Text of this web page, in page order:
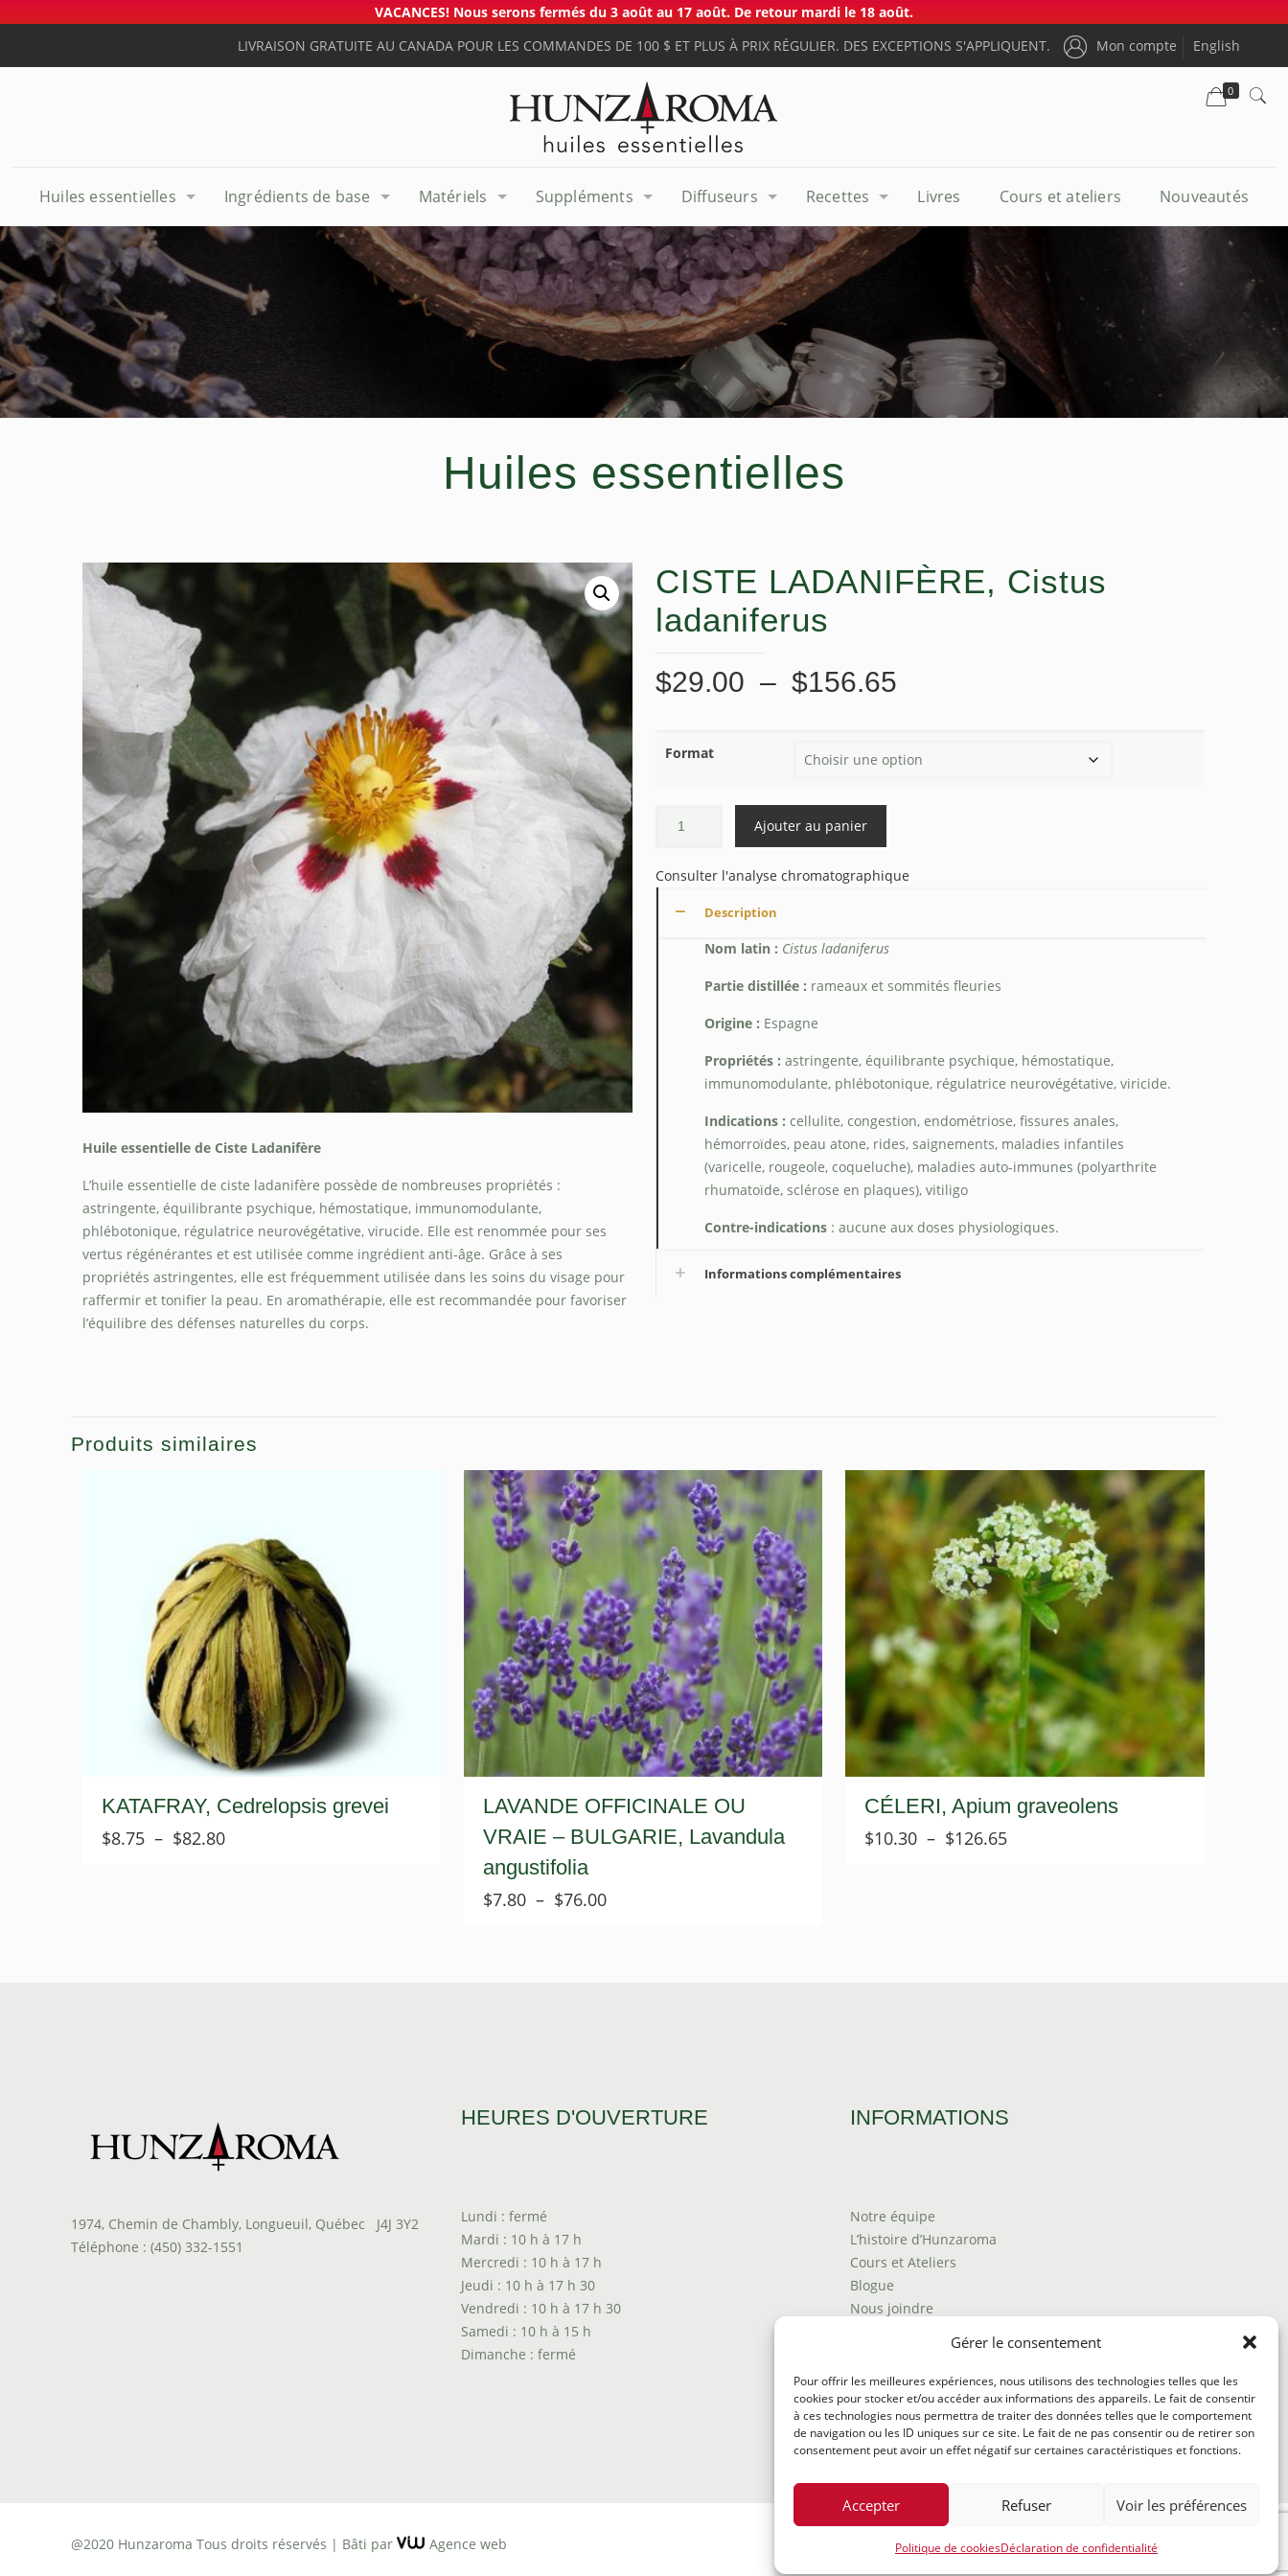
Gérer le consentement
Pour offrir les meilleures expériences, nous utilisons des technologies telles que les
cookies pour stocker et/ou accéder aux informations des appareils. Le fait de consentir
à ces technologies nous permettra de traiter des données telles que le comportement
de navigation ou les ID uniques sur ce site. Le fait de ne pas consentir ou de retirer son
consentement peut avoir un effet négatif sur certaines caractéristiques et fonctions.
Accepter Refuser Voir les préférences
Politique de cookiesDéclaration de confidentialité
VACANCES! Nous serons fermés du 3 août au 17 août. De retour mardi le 18 août.
LIVRAISON GRATUITE AU CANADA POUR LES COMMANDES DE 100 $ ET PLUS À PRIX RÉGULIER. DES EXCEPTIONS S'APPLIQUENT.
Mon compte English
Huiles essentielles Ingrédients de base Matériels Suppléments Diffuseurs Recettes Livres Cours et ateliers Nouveautés
0
Huiles essentielles
Huile essentielle de Ciste Ladanifère
L’huile essentielle de ciste ladanifère possède de nombreuses propriétés :
astringente, équilibrante psychique, hémostatique, immunomodulante,
phlébotonique, régulatrice neurovégétative, virucide. Elle est renommée pour ses
vertus régénérantes et est utilisée comme ingrédient anti-âge. Grâce à ses
propriétés astringentes, elle est fréquemment utilisée dans les soins du visage pour
raffermir et tonifier la peau. En aromathérapie, elle est recommandée pour favoriser
l’équilibre des défenses naturelles du corps.
CISTE LADANIFÈRE, Cistus
ladaniferus
$29.00 – $156.65Plage
$29.00
Format
Ajouter au panier
Consulter l'analyse chromatographique
Description
Nom latin : Cistus ladaniferus
Partie distillée : rameaux et sommités fleuries
Origine : Espagne
Propriétés : astringente, équilibrante psychique, hémostatique,
immunomodulante, phlébotonique, régulatrice neurovégétative, viricide.
Indications : cellulite, congestion, endométriose, fissures anales,
hémorroïdes, peau atone, rides, saignements, maladies infantiles
(varicelle, rougeole, coqueluche), maladies auto-immunes (polyarthrite
rhumatoïde, sclérose en plaques), vitiligo
Contre-indications : aucune aux doses physiologiques.
Informations complémentaires
Produits similaires
KATAFRAY, Cedrelopsis grevei
$8.75 – $82.80Plage
LAVANDE OFFICINALE OU
VRAIE – BULGARIE, Lavandula
angustifolia
$7.80 – $76.00Plage
CÉLERI, Apium graveolens
$10.30 – $126.65Plage
1974, Chemin de Chambly, Longueuil, Québec J4J 3Y2
Téléphone : (450) 332-1551
HEURES D'OUVERTURE
Lundi : fermé
Mardi : 10 h à 17 h
Mercredi : 10 h à 17 h
Jeudi : 10 h à 17 h 30
Vendredi : 10 h à 17 h 30
Samedi : 10 h à 15 h
Dimanche : fermé
INFORMATIONS
Notre équipe
L’histoire d’Hunzaroma
Cours et Ateliers
Blogue
Nous joindre
Politique de frais d'envoi
Termes et conditions
Politique de remboursement
@2020 Hunzaroma Tous droits réservés | Bâti par Agence web